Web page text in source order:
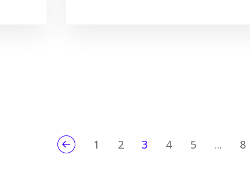
1 2 3 4 5 ... 8